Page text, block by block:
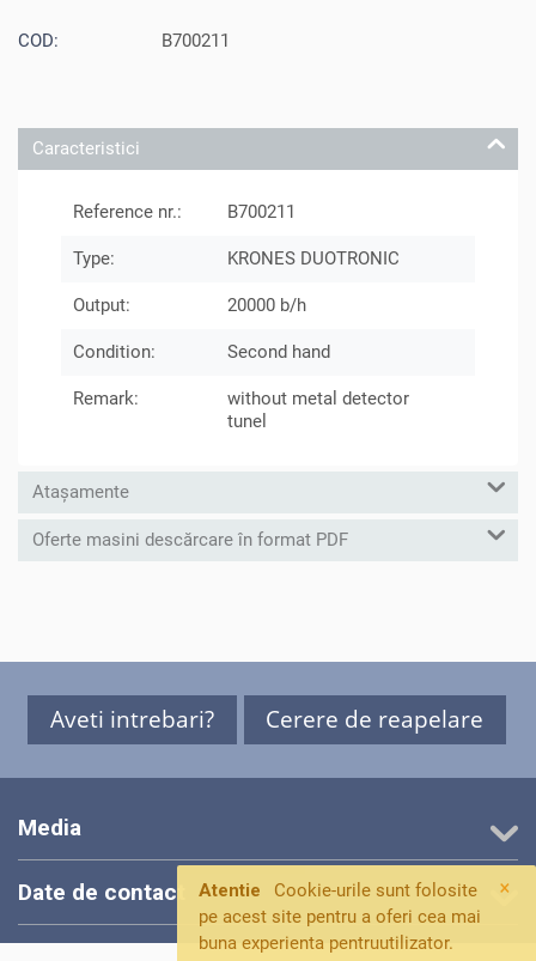
×
Atentie
Cookie-urile sunt folosite
pe acest site pentru a oferi cea mai
buna experienta pentruutilizator.
COD: B700211
Caracteristici
Reference nr.: B700211
Type: KRONES DUOTRONIC
Output: 20000 b/h
Condition: Second hand
Remark:
without metal detector
tunel
Atașamente
Oferte masini descărcare în format PDF
Aveti intrebari? Cerere de reapelare
Media
Date de contact